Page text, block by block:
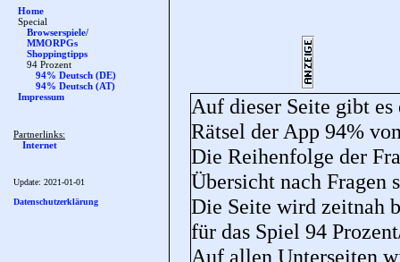
Home
Special
Browserspiele/
MMORPGs
Shoppingtipps
94 Prozent
94% Deutsch (DE)
94% Deutsch (AT)
Impressum
Partnerlinks:
Internet
Update: 2021-01-01
Datenschutzerklärung
Auf dieser Seite gibt
Rätsel der App 94%
Die Reihenfolge der
Übersicht nach Fragen
Die Seite wird zeitnah
für das Spiel 94
Auf allen Unterseiten